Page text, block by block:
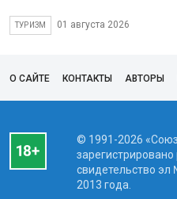
ТУРИЗМ 01 августа 2026
О САЙТЕ КОНТАКТЫ АВТОРЫ
© 1991-2026
свидетельство
2013 года.